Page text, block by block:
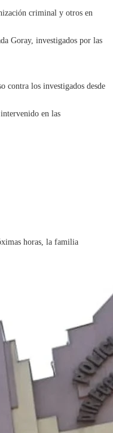
criminal y otros en
Goray, investigados por las
contra los investigados desde
en las
horas, la familia